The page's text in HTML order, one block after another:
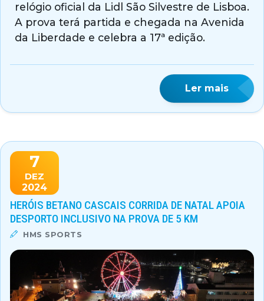
relógio oficial da Lidl São Silvestre de Lisboa.
A prova terá partida e chegada na Avenida
da Liberdade e celebra a 17ª edição.
Ler mais
7
DEZ
2024
HERÓIS BETANO CASCAIS CORRIDA DE NATAL APOIA
DESPORTO INCLUSIVO NA PROVA DE 5 KM
HMS SPORTS